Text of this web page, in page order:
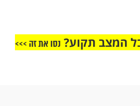
המצב תקוע? נסו את זה >>>